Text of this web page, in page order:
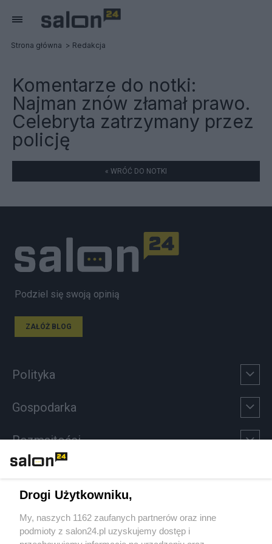
Strona główna Redakcja
Komentarze do notki:
Najman znów złamał prawo.
Celebryta zatrzymany przez
policję
« WRÓĆ DO NOTKI
Podziel się swoją opinią
ZAŁÓŻ BLOG
Polityka
Gospodarka
Rozmaitości
Sport
Społeczeństwo
Drogi Użytkowniku,
My, naszych 1162 zaufanych partnerów oraz inne
podmioty z salon24.pl uzyskujemy dostęp i